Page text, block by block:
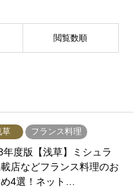
閲覧数順
草 フランス料理
年度版【浅草】ミシュラ
店などフランス料理のお
4選！ネット…